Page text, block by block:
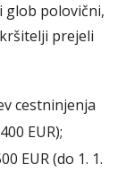
glob polovični,
prejeli
cestninjenja
EUR);
EUR (do 1. 1.